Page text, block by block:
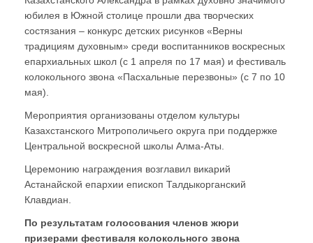
юбилея в Южной столице прошли два творческих
состязания – конкурс детских рисунков «Верны
традициям духовным» среди воспитанников воскресных
епархиальных школ (с 1 апреля по 17 мая) и фестиваль
колокольного звона «Пасхальные перезвоны» (с 7 по 10
мая).
Мероприятия организованы отделом культуры
Казахстанского Митрополичьего округа при поддержке
Центральной воскресной школы Алма-Аты.
Церемонию награждения возглавил викарий
Астанайской епархии епископ Талдыкорганский
Клавдиан.
По результатам голосования членов жюри
призерами фестиваля колокольного звона